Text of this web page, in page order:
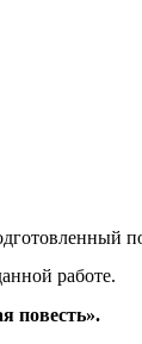
работе.
повесть».